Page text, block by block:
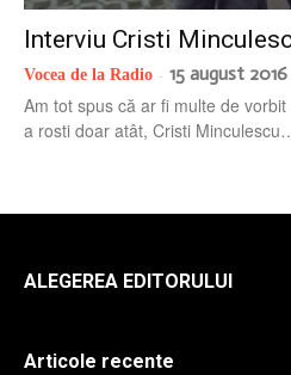
Interviu Cristi
Vocea de la Radio - 15 august 2016
Am tot spus că ar fi multe de
a rosti doar atât, Cristi
ALEGEREA EDITORULUI
Articole recente